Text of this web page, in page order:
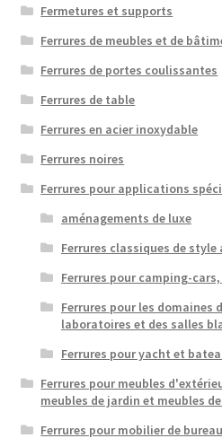
Fermetures et supports
Ferrures de meubles et de
Ferrures de portes coulissantes
Ferrures de table
Ferrures en acier inoxydable
Ferrures noires
Ferrures pour applications
aménagements de luxe
Ferrures classiques de
Ferrures pour camping-
Ferrures pour les domaines
laboratoires et des salles
Ferrures pour yacht et
Ferrures pour meubles
meubles de jardin et meubles
Ferrures pour mobilier de bureau